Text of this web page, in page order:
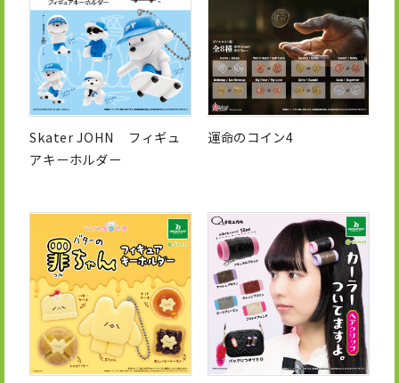
Skater JOHN フィギュ
アキーホルダー
運命のコイン4